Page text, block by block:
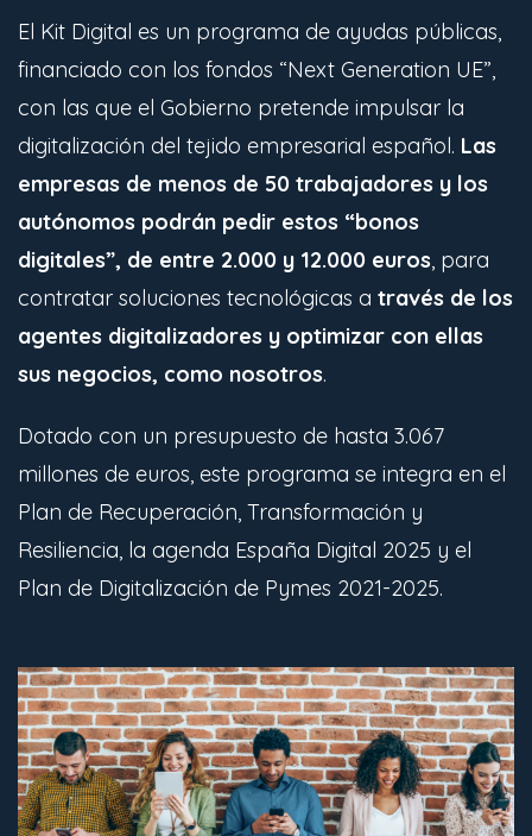
El Kit Digital es un programa de ayudas públicas,
financiado con los fondos “Next Generation UE”,
con las que el Gobierno pretende impulsar la
digitalización del tejido empresarial español. Las
empresas de menos de 50 trabajadores y los
autónomos podrán pedir estos “bonos
digitales”, de entre 2.000 y 12.000 euros, para
contratar soluciones tecnológicas a través de los
agentes digitalizadores y optimizar con ellas
sus negocios, como nosotros.
Dotado con un presupuesto de hasta 3.067
millones de euros, este programa se integra en el
Plan de Recuperación, Transformación y
Resiliencia, la agenda España Digital 2025 y el
Plan de Digitalización de Pymes 2021-2025.